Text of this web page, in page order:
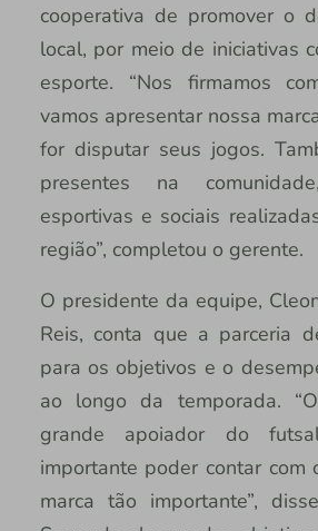
cooperativa de promover o
local, por meio de iniciativas
esporte. “Nos firmamos
vamos apresentar nossa
for disputar seus jogos.
presentes na
esportivas e sociais
região”, completou o gerente.
O presidente da equipe,
Reis, conta que a parceria
para os objetivos e o
ao longo da temporada.
grande apoiador do
importante poder contar com
marca tão importante”,